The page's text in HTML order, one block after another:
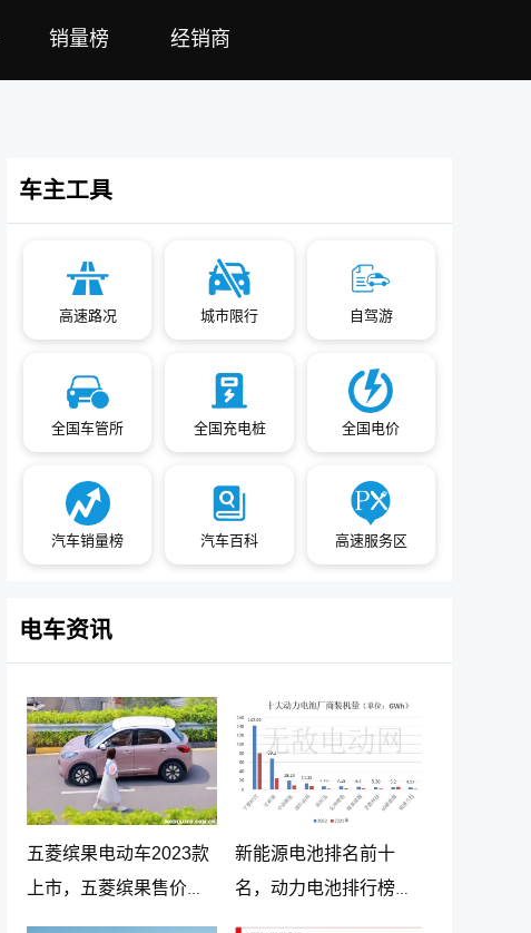
销量榜 经销商
车主工具
高速路况 城市限行 自驾游
全国车管所 全国充电桩 全国电价
汽车销量榜 汽车百科 高速服务区
电车资讯
五菱缤果电动车2023款
上市，五菱缤果售价
5.98万起
新能源电池排名前十
名，动力电池排行榜前
十名